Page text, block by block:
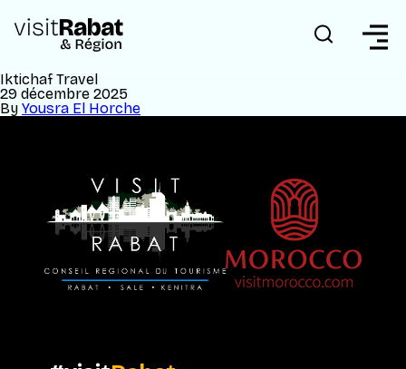
Iktichaf Travel
29 décembre 2025
By Yousra El Horche